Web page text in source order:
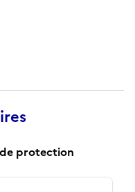
protection